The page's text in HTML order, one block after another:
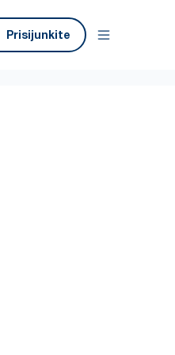
Prisijunkite